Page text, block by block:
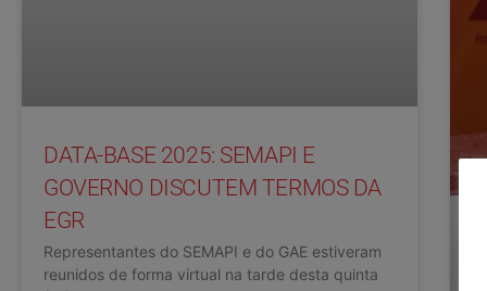
DATA-BASE 2025: SEMAPI E
GOVERNO DISCUTEM TERMOS DA
EGR
Representantes do SEMAPI e do GAE estiveram
reunidos de forma virtual na tarde desta quinta